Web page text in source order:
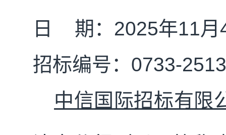
日 期： 2025年11月
招标编号： 0733-
中信国际招标有限